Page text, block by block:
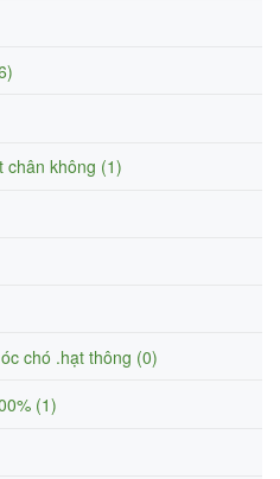
chân không (1)
chó .hạt thông (0)
(1)